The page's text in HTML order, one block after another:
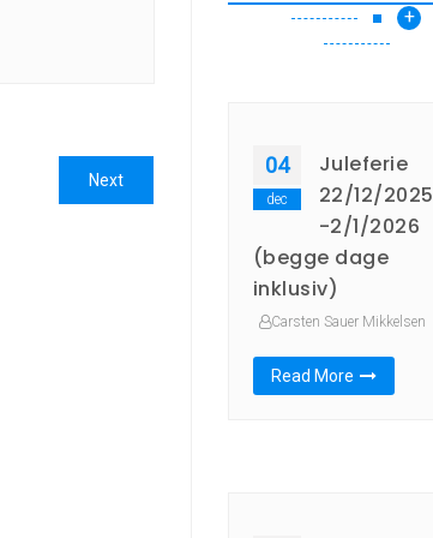
NextNext
post:
+
04
dec
Juleferie
22/12/2025
-2/1/2026
(begge dage
inklusiv)
Carsten Sauer Mikkelsen
Read More